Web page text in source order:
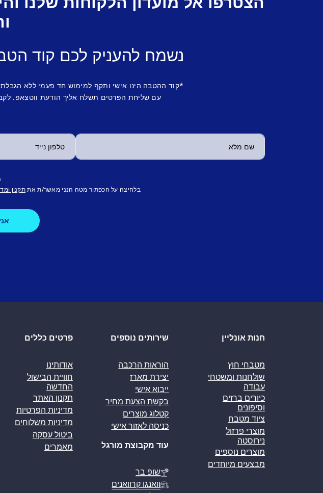
נשמח להעניק לכם קוד
*קוד ההטבה הינו אישי ותקף למימוש חד פעמי ללא
עם שליחת הפרטים תשלח אליך הודעת ווטצאפ.
בלחיצה על הכפתור מטה הנני מאשר/ת את תקנון
חנות אונליין
מטבחי חוץ
שולחנות ומשטחי
עבודה
כיורים ברזים
וסיפונים
ציוד מטבח
מוצרי פרזול
נירוסטה
מוצרים נוספים
מבצעים מיוחדים
שירותים נוספים
הוראות הרכבה
יצירת מארז
ייבוא אישי
בקשת הצעת מחיר
קטלוג מוצרים
כניסה לאזור אישי
עוד מקבוצת מורגל
שופ בר
וואנגו קרוואנים
פרטים כללים
אודותינו
חוויית הבישול
החדשה
תקנון האתר
מדיניות הפרטיות
מדיניות משלוחים
ביטול עסקה
מאמרים